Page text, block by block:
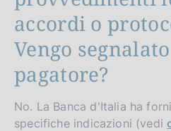
accordi o
Vengo
pagatore?
No. La Banca d'Italia ha
specifiche indicazioni (vedi